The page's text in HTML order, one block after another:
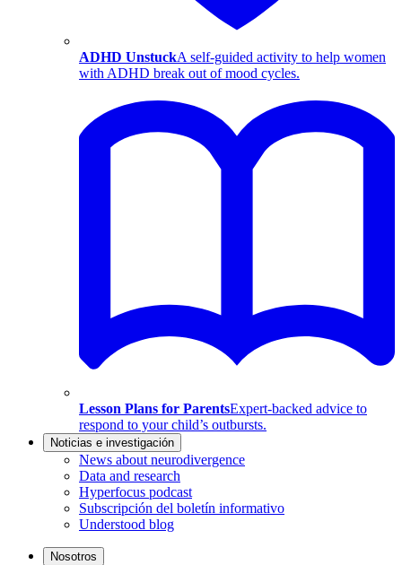
ADHD UnstuckA self-guided activity to help women
with ADHD break out of mood cycles.
Lesson Plans for ParentsExpert-backed advice to
respond to your child’s outbursts.
Noticias e investigación
News about neurodivergence
Data and research
Hyperfocus podcast
Subscripción del boletín informativo
Understood blog
Nosotros